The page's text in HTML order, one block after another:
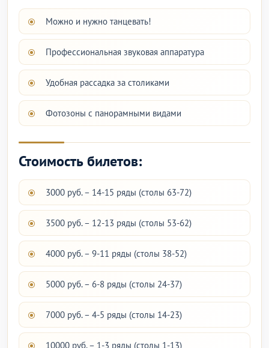
Можно и нужно танцевать!
Профессиональная звуковая аппаратура
Удобная рассадка за столиками
Фотозоны с панорамными видами
Стоимость билетов:
3000 руб. – 14-15 ряды (столы 63-72)
3500 руб. – 12-13 ряды (столы 53-62)
4000 руб. – 9-11 ряды (столы 38-52)
5000 руб. – 6-8 ряды (столы 24-37)
7000 руб. – 4-5 ряды (столы 14-23)
10000 руб. – 1-3 ряды (столы 1-13)